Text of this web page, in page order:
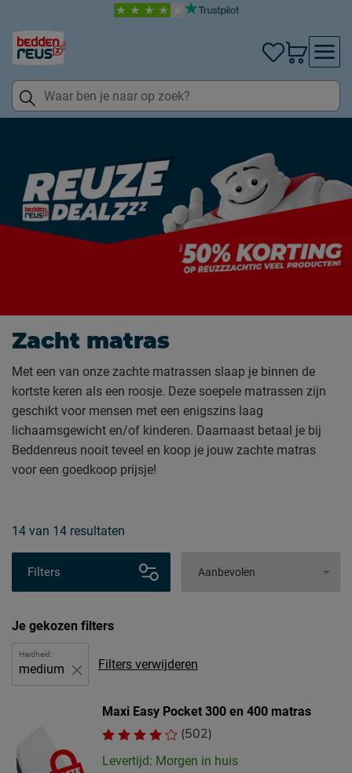
Zacht matras
Met een van onze zachte matrassen slaap je binnen de
kortste keren als een roosje. Deze soepele matrassen zijn
geschikt voor mensen met een enigszins laag
lichaamsgewicht en/of kinderen. Daarnaast betaal je bij
Beddenreus nooit teveel en koop je jouw zachte matras
voor een goedkoop prijsje!
14 van 14 resultaten
Filters
Je gekozen filters
Filters verwijderen
Hardheid:
medium
Maxi Easy Pocket 300 en 400 matras
(502)
Levertijd: Morgen in huis